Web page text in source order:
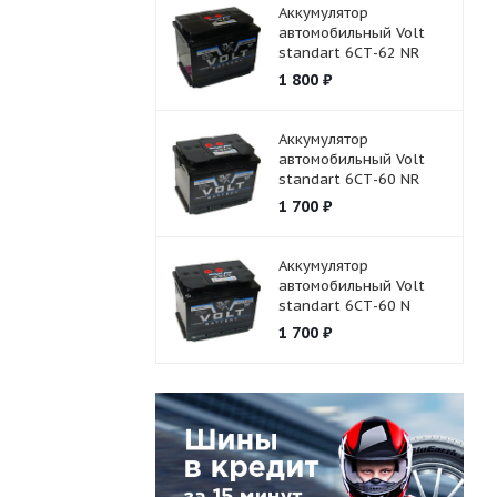
Аккумулятор
автомобильный Volt
standart 6СТ-62 NR
1 800₽
Аккумулятор
автомобильный Volt
standart 6СТ-60 NR
1 700₽
Аккумулятор
автомобильный Volt
standart 6СТ-60 N
1 700₽